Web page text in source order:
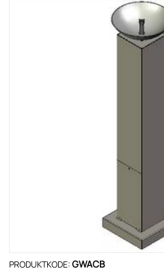
PRODUKTKODE: GWACB